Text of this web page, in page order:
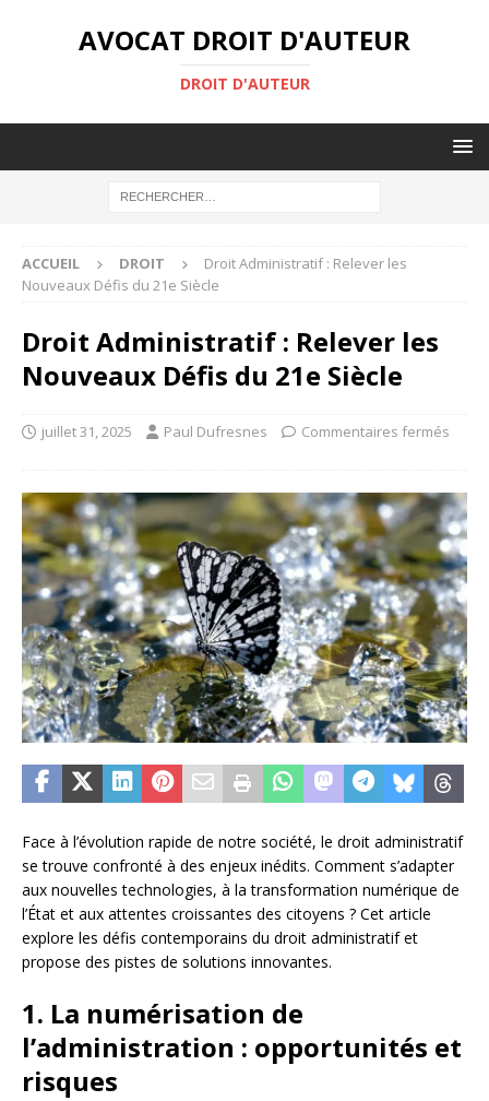
AVOCAT DROIT D'AUTEUR
DROIT D'AUTEUR
ACCUEIL DROIT
Droit Administratif : Relever les
Nouveaux Défis du 21e Siècle
Droit Administratif : Relever les
Nouveaux Défis du 21e Siècle
juillet 31, 2025 Paul Dufresnes Commentaires fermés
Face à l’évolution rapide de notre société, le droit administratif
se trouve confronté à des enjeux inédits. Comment s’adapter
aux nouvelles technologies, à la transformation numérique de
l’État et aux attentes croissantes des citoyens ? Cet article
explore les défis contemporains du droit administratif et
propose des pistes de solutions innovantes.
1. La numérisation de
l’administration : opportunités et
risques